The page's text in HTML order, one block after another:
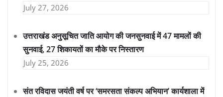
July 27, 2026
उत्तराखंड अनुसूचित जाति आयोग की जनसुनवाई में 47 मामलों की
सुनवाई, 27 शिकायतों का मौके पर निस्तारण
July 25, 2026
संत रविदास जयंती वर्ष पर ‘समरसता संकल्प अभियान’ कार्यशाला में